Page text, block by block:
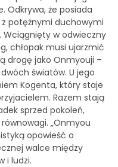
Odkrywa, że posiada
potężnymi duchowymi
Wciągnięty w odwieczny
chłopak musi ujarzmić
drogę jako Onmyouji –
światów. U jego
Kogenta, który staje
Razem stają
sprzed pokoleń,
„Onmyou
opowieść o
walce między
i ludzi.